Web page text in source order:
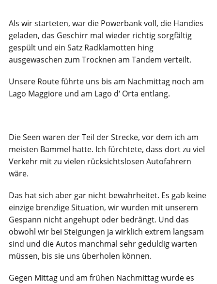
Als wir starteten, war die Powerbank voll, die Handies
geladen, das Geschirr mal wieder richtig sorgfältig
gespült und ein Satz Radklamotten hing
ausgewaschen zum Trocknen am Tandem verteilt.
Unsere Route führte uns bis am Nachmittag noch am
Lago Maggiore und am Lago d‘ Orta entlang.
Die Seen waren der Teil der Strecke, vor dem ich am
meisten Bammel hatte. Ich fürchtete, dass dort zu viel
Verkehr mit zu vielen rücksichtslosen Autofahrern
wäre.
Das hat sich aber gar nicht bewahrheitet. Es gab keine
einzige brenzlige Situation, wir wurden mit unserem
Gespann nicht angehupt oder bedrängt. Und das
obwohl wir bei Steigungen ja wirklich extrem langsam
sind und die Autos manchmal sehr geduldig warten
müssen, bis sie uns überholen können.
Gegen Mittag und am frühen Nachmittag wurde es